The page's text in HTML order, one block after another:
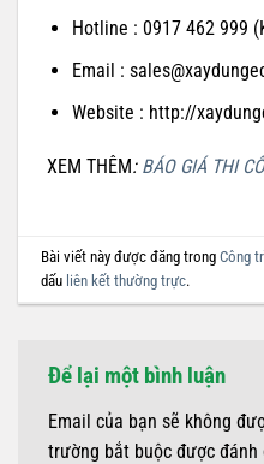
Hotline : 0917 462 999
Email :
Website : http://
XEM THÊM: BÁO GIÁ THI
Bài viết này được đăng trongCông
dấu liên kết thường trực.
Để lại một bình luận
Email của bạn sẽ không
trường bắt buộc được đánh